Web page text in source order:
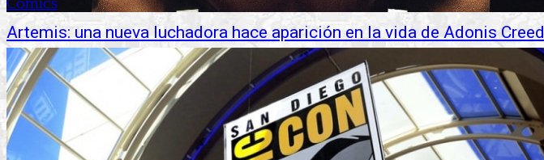
Cómics
Artemis: una nueva luchadora hace aparición en la vida de Adonis Creed